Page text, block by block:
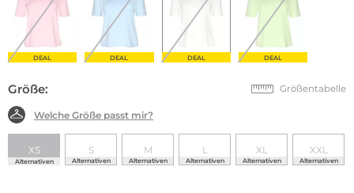
DEAL DEAL DEAL DEAL
Größe: Größentabelle
Welche Größe passt mir?
XS
Alternativen
S
Alternativen
M
Alternativen
L
Alternativen
XL
Alternativen
XXL
Alternativen